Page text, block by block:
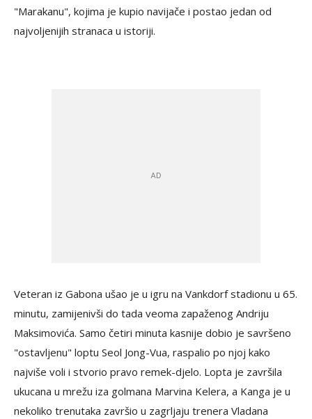
"Marakanu", kojima je kupio navijače i postao jedan od
najvoljenijih stranaca u istoriji.
Veteran iz Gabona ušao je u igru na Vankdorf stadionu u 65.
minutu, zamijenivši do tada veoma zapaženog Andriju
Maksimovića. Samo četiri minuta kasnije dobio je savršeno
"ostavljenu" loptu Seol Jong-Vua, raspalio po njoj kako
najviše voli i stvorio pravo remek-djelo. Lopta je završila
ukucana u mrežu iza golmana Marvina Kelera, a Kanga je u
nekoliko trenutaka završio u zagrljaju trenera Vladana